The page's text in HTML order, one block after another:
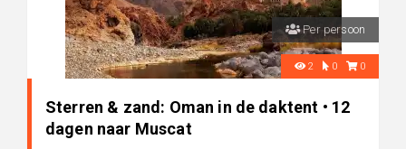
Per persoon
2 0 0
Sterren & zand: Oman in de daktent • 12
dagen naar Muscat